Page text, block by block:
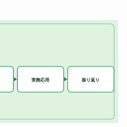
実務応用 振り返り